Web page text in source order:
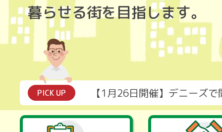
暮らせる街を目指します。
PICK UP 【1月26日開催】デニーズ